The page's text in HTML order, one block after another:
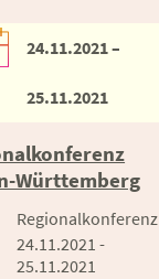
24.11.2021 –
25.11.2021
Württemberg
Regionalkonferenz
24.11.2021 -
25.11.2021